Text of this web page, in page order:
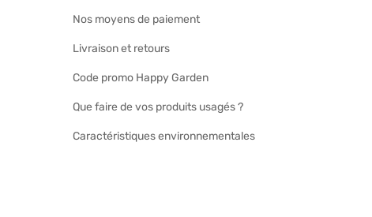
Nos moyens de paiement
Livraison et retours
Code promo Happy Garden
Que faire de vos produits usagés ?
Caractéristiques environnementales